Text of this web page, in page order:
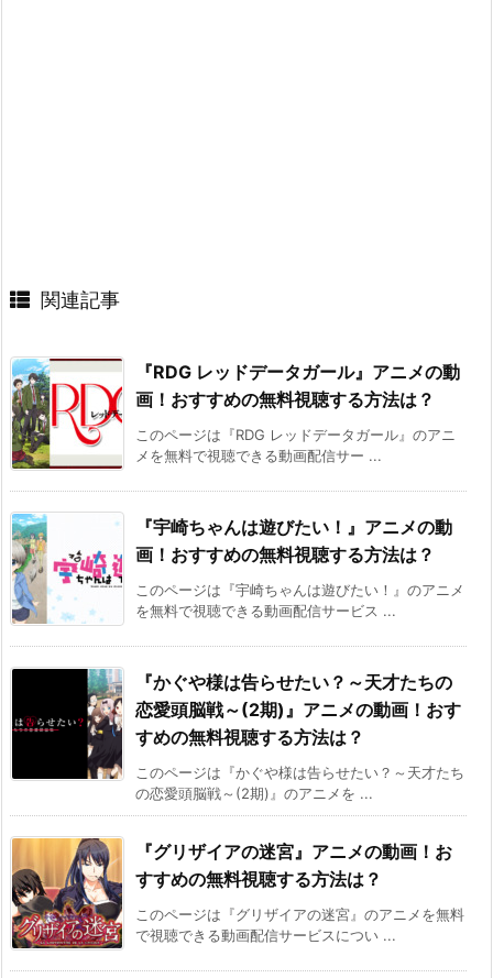
関連記事
『RDG レッドデータガール』アニメの動
画！おすすめの無料視聴する方法は？
このページは『RDG レッドデータガール』のアニ
メを無料で視聴できる動画配信サー ...
『宇崎ちゃんは遊びたい！』アニメの動
画！おすすめの無料視聴する方法は？
このページは『宇崎ちゃんは遊びたい！』のアニメ
を無料で視聴できる動画配信サービス ...
『かぐや様は告らせたい？～天才たちの
恋愛頭脳戦～(2期)』アニメの動画！おす
すめの無料視聴する方法は？
このページは『かぐや様は告らせたい？～天才たち
の恋愛頭脳戦～(2期)』のアニメを ...
『グリザイアの迷宮』アニメの動画！お
すすめの無料視聴する方法は？
このページは『グリザイアの迷宮』のアニメを無料
で視聴できる動画配信サービスについ ...